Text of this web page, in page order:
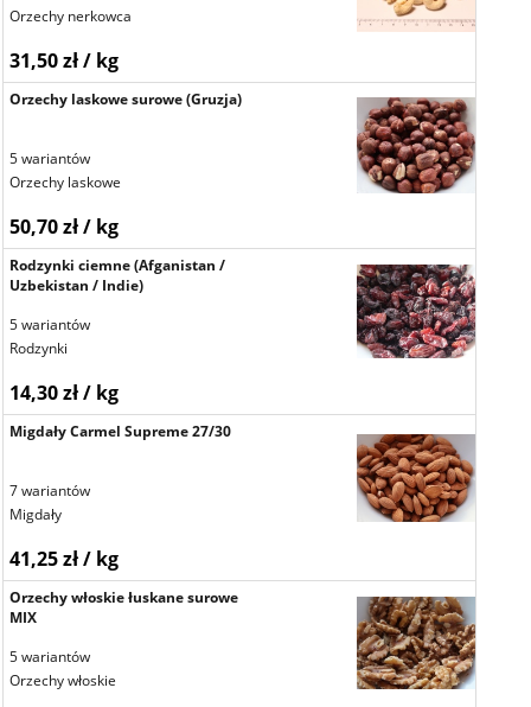
Orzechy nerkowca
31,50 zł / kg
Orzechy laskowe surowe (Gruzja)
5 wariantów
Orzechy laskowe
50,70 zł / kg
Rodzynki ciemne (Afganistan /
Uzbekistan / Indie)
5 wariantów
Rodzynki
14,30 zł / kg
Migdały Carmel Supreme 27/30
7 wariantów
Migdały
41,25 zł / kg
Orzechy włoskie łuskane surowe
MIX
5 wariantów
Orzechy włoskie